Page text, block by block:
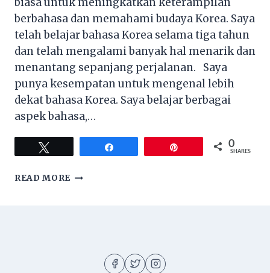
biasa untuk meningkatkan keterampilan
berbahasa dan memahami budaya Korea. Saya
telah belajar bahasa Korea selama tiga tahun
dan telah mengalami banyak hal menarik dan
menantang sepanjang perjalanan. Saya
punya kesempatan untuk mengenal lebih
dekat bahasa Korea. Saya belajar berbagai
aspek bahasa,…
0
SHARES
READ MORE TIPS